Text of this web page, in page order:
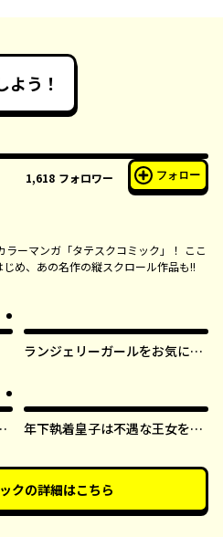
よう！
1,618 フォロワー フォロー
ラーマンガ「タテスクコミック」！ ここ
め、あの名作の縦スクロール作品も!!
ランジェリーガールをお気に召
年下執着皇子は不遇な王女を愛
クの詳細はこちら